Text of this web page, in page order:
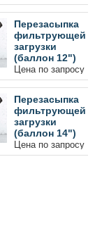
Перезасыпка
фильтрующей
загрузки
(баллон 12")
Цена по запросу
Перезасыпка
фильтрующей
загрузки
(баллон 14")
Цена по запросу